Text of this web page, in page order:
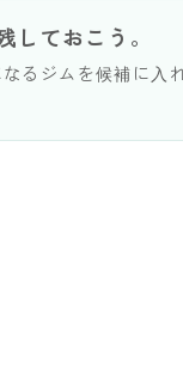
しておこう。
るジムを候補に